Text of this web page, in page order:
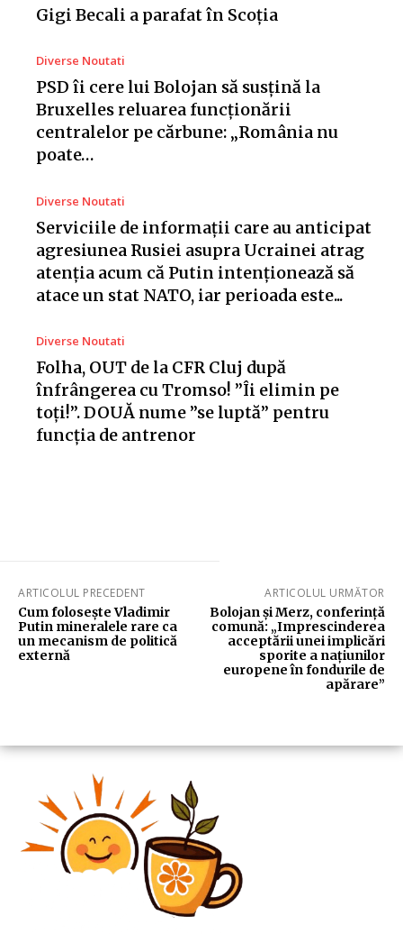
Gigi Becali a parafat în Scoția
Diverse Noutati
PSD îi cere lui Bolojan să susțină la
Bruxelles reluarea funcționării
centralelor pe cărbune: „România nu
poate…
Diverse Noutati
Serviciile de informații care au anticipat
agresiunea Rusiei asupra Ucrainei atrag
atenția acum că Putin intenționează să
atace un stat NATO, iar perioada este...
Diverse Noutati
Folha, OUT de la CFR Cluj după
înfrângerea cu Tromso! ”Îi elimin pe
toți!”. DOUĂ nume ”se luptă” pentru
funcția de antrenor
ARTICOLUL PRECEDENT
Cum folosește Vladimir
Putin mineralele rare ca
un mecanism de politică
externă
ARTICOLUL URMĂTOR
Bolojan și Merz, conferință
comună: „Imprescinderea
acceptării unei implicări
sporite a națiunilor
europene în fondurile de
apărare”